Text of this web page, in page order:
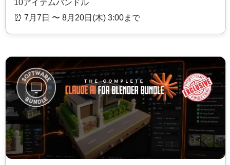
10アイテムバンドル
⏰️ 7月7日 〜 8月20日(木) 3:00まで